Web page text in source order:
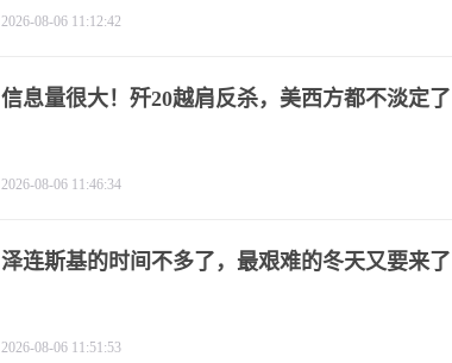
2026-08-06 11:12:42
信息量很大！歼20越肩反杀，美西方都不淡定了
2026-08-06 11:46:34
泽连斯基的时间不多了，最艰难的冬天又要来了
2026-08-06 11:51:53